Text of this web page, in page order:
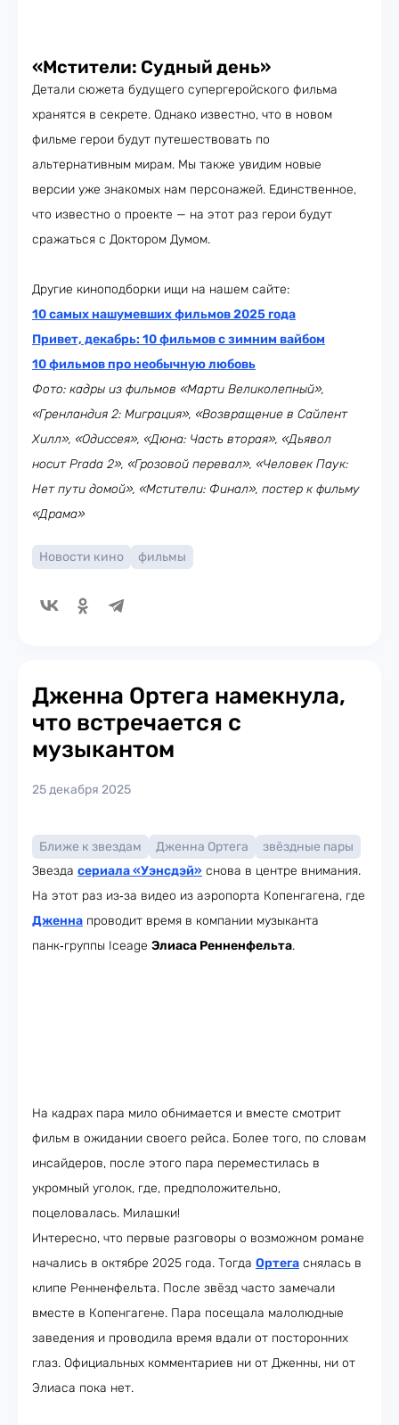
«Мстители: Судный день»
Детали сюжета будущего супергеройского фильма
хранятся в секрете. Однако известно, что в новом
фильме герои будут путешествовать по
альтернативным мирам. Мы также увидим новые
версии уже знакомых нам персонажей. Единственное,
что известно о проекте — на этот раз герои будут
сражаться с Доктором Думом.
Другие киноподборки ищи на нашем сайте:
10 самых нашумевших фильмов 2025 года
Привет, декабрь: 10 фильмов с зимним вайбом
10 фильмов про необычную любовь
Фото: кадры из фильмов «Марти Великолепный»,
«Гренландия 2: Миграция», «Возвращение в Сайлент
Хилл», «Одиссея», «Дюна: Часть вторая», «Дьявол
носит Prada 2», «Грозовой перевал», «Человек Паук:
Нет пути домой», «Мстители: Финал», постер к фильму
«Драма»
Новости кино фильмы
Дженна Ортега намекнула,
что встречается с
музыкантом
25 декабря 2025
Ближе к звездам Дженна Ортега
звёздные пары
Звезда сериала «Уэнсдэй» снова в центре внимания.
На этот раз из‑за видео из аэропорта Копенгагена, где
Дженна проводит время в компании музыканта
панк‑группы Iceage Элиаса Ренненфельта.
На кадрах пара мило обнимается и вместе смотрит
фильм в ожидании своего рейса. Более того, по словам
инсайдеров, после этого пара переместилась в
укромный уголок, где, предположительно,
поцеловалась. Милашки!
Интересно, что первые разговоры о возможном романе
начались в октябре 2025 года. Тогда Ортега снялась в
клипе Ренненфельта. После звёзд часто замечали
вместе в Копенгагене. Пара посещала малолюдные
заведения и проводила время вдали от посторонних
глаз. Официальных комментариев ни от Дженны, ни от
Элиаса пока нет.